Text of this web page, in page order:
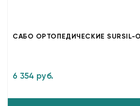
САБО ОРТОПЕДИЧЕСКИЕ SURSIL-
6 354 руб.